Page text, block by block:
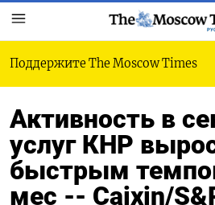
Поддержите The Moscow Times
Активность в
услуг КНР
быстрым
мес -- Caixin/